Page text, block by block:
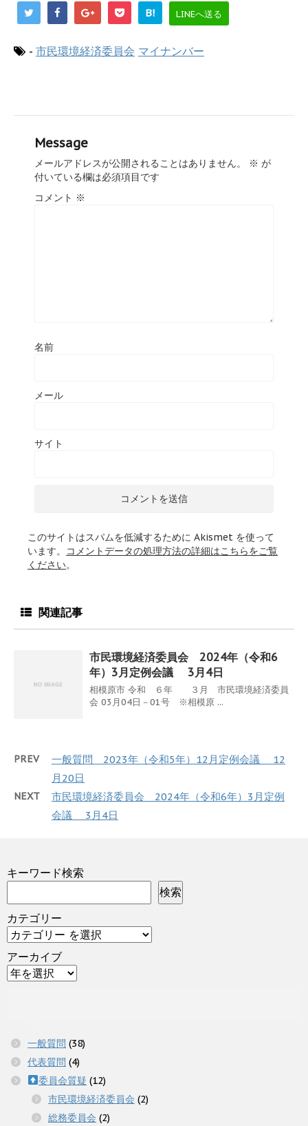
B! LINEへ送る
- 市民環境経済委員会 マイナンバー
Message
メールアドレスが公開されることはありません。 ※ が
付いている欄は必須項目です
コメント ※
名前
メール
サイト
このサイトはスパムを低減するために Akismet を使って
います。
コメントデータの処理方法の詳細はこちらをご覧
ください。
関連記事
市民環境経済委員会 2024年（令和6
年）3月定例会議 3月4日
相模原市 令和 ６年 ３月 市民環境経済委員
会 03月04日－01号 ※相模原 ...
PREV
一般質問 2023年（令和5年）12月定例会議 12
月20日
NEXT
市民環境経済委員会 2024年（令和6年）3月定例
会議 3月4日
キーワード検索
検索
カテゴリー
アーカイブ
一般質問 (38)
代表質問 (4)
委員会質疑 (12)
市民環境経済委員会 (2)
総務委員会 (2)